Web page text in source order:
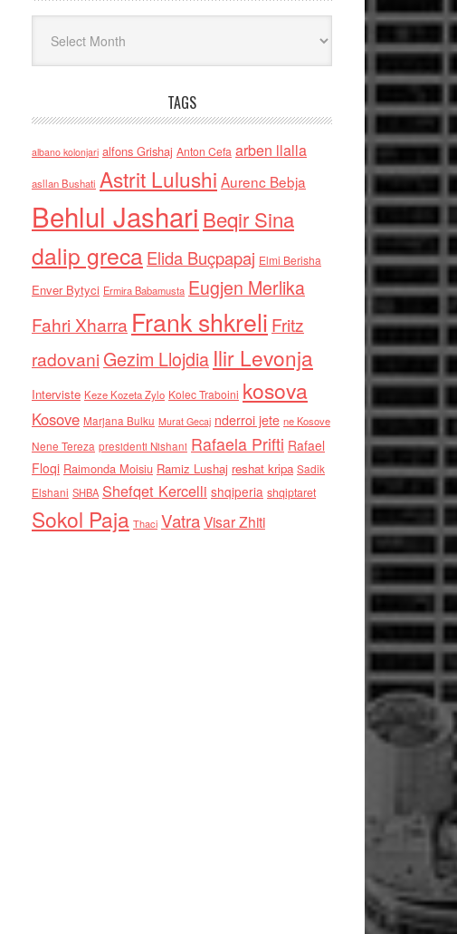
TAGS
albano kolonjari alfons Grishaj Anton Cefa arben llalla
asllan Bushati Astrit Lulushi Aurenc Bebja
Behlul Jashari Beqir Sina
dalip grecaElida Buçpapaj Elmi Berisha
Enver Bytyci Ermira Babamusta Eugjen Merlika
Fahri Xharra Frank shkreli Fritz
radovaniGezim Llojdia Ilir Levonja
Interviste Keze Kozeta Zylo Kolec Traboini kosova
Kosove Marjana Bulku Murat Gecaj nderroi jete ne Kosove
Nene Tereza presidenti Nishani Rafaela Prifti Rafael
Floqi Raimonda Moisiu Ramiz Lushaj reshat kripa Sadik
Elshani SHBA Shefqet Kercelli shqiperia shqiptaret
Sokol Paja Thaci VatraVisar Zhiti